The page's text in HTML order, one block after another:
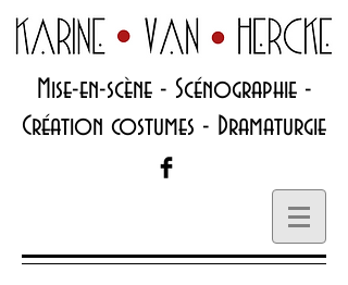
Mise-en-scène - Scénographie -
Création costumes - Dramaturgie